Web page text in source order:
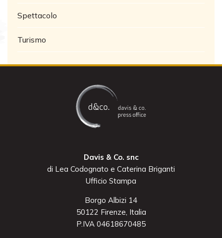
Spettacolo
Turismo
Davis & Co. snc
di Lea Codognato e Caterina Briganti
Ufficio Stampa
Borgo Albizi 14
50122 Firenze, Italia
P.IVA 04618670485